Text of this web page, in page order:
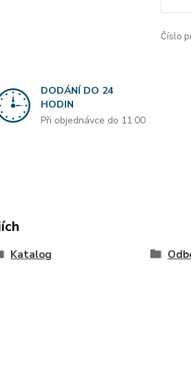
Číslo
DODÁNÍ DO 24
HODIN
Při objednávce do 11:00
Katalog